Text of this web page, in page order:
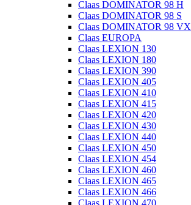
Claas DOMINATOR 98 H
Claas DOMINATOR 98 S
Claas DOMINATOR 98 VX
Claas EUROPA
Claas LEXION 130
Claas LEXION 180
Claas LEXION 390
Claas LEXION 405
Claas LEXION 410
Claas LEXION 415
Claas LEXION 420
Claas LEXION 430
Claas LEXION 440
Claas LEXION 450
Claas LEXION 454
Claas LEXION 460
Claas LEXION 465
Claas LEXION 466
Claas LEXION 470